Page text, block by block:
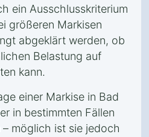
ein Ausschlusskriterium
größeren Markisen
abgeklärt werden, ob
Belastung auf
kann.
einer Markise in Bad
in bestimmten Fällen
möglich ist sie jedoch